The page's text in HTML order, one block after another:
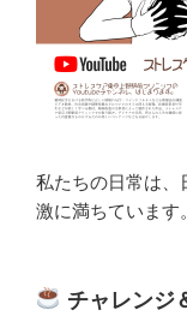
私たちの日常は、
激に満ちています。
チャレンジ